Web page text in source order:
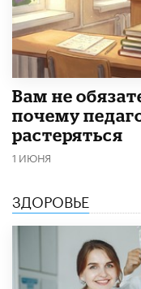
​Вам не
почему
растеряться
1 ИЮНЯ
ЗДОРОВЬЕ